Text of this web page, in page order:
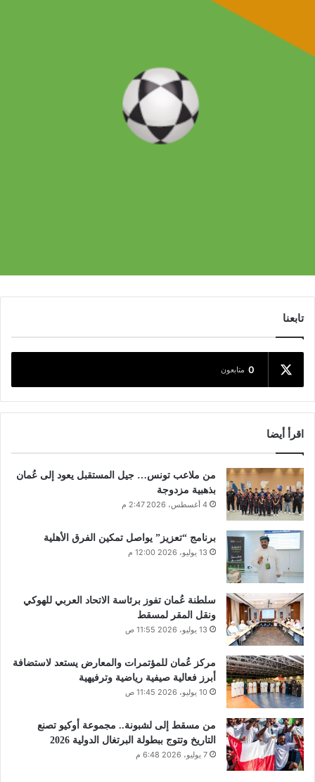
تابعنا
0 متابعون
اقرأ أيضا
من ملاعب تونس… جيل المستقبل يعود إلى عُمان
بذهبية مزدوجة
4 أغسطس، 2026 2:47 م
برنامج “تعزيز” يواصل تمكين الفرق الأهلية
13 يوليو، 2026 12:00 م
سلطنة عُمان تفوز برئاسة الاتحاد العربي للهوكي
ونقل المقر لمسقط
13 يوليو، 2026 11:55 ص
مركز عُمان للمؤتمرات والمعارض يستعد لاستضافة
أبرز فعالية صيفية رياضية وترفيهية
10 يوليو، 2026 11:45 ص
من مسقط إلى لشبونة.. مجموعة أوكيو تصنع
التاريخ وتتوج ببطولة البرتغال الدولية 2026
7 يوليو، 2026 6:48 م